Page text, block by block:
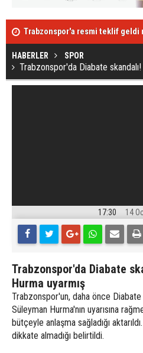
Trabzonspor'a resmi teklif geldi
HABERLER SPOR
Trabzonspor'da Diabate
17:30 14
Trabzonspor'da Diabate
Hurma uyarmış
Trabzonspor'un, daha önce
Süleyman Hurma'nın uyarısına
bütçeyle anlaşma sağladığı
dikkate almadığı belirtildi.